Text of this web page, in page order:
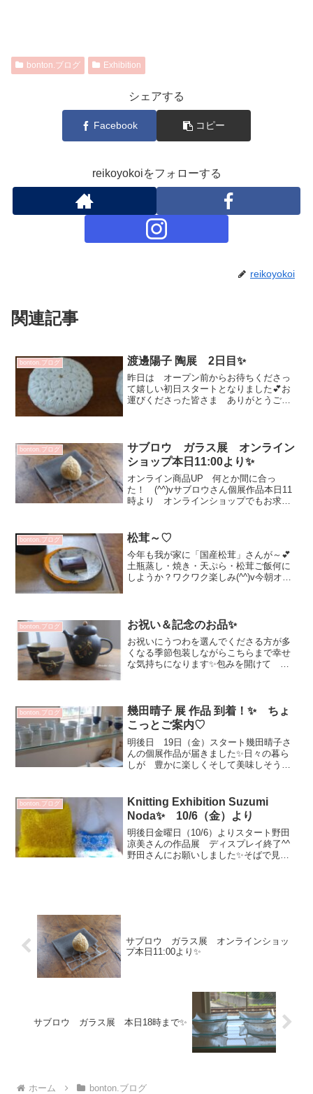
bonton.ブログ Exhibition
シェアする
Facebook コピー
reikoyokoiをフォローする
reikoyokoi
関連記事
bonton.ブログ 渡邊陽子 陶展 2日目✨
昨日は オープン前からお待ちくださっ
て嬉しい初日スタートとなりました💕お
運びくださった皆さま ありがとうござ
インショップでのお求めは...
bonton.ブログ
サブロウ ガラス展 オンライン
ショップ本日11:00より✨
オンライン商品UP 何とか間に合っ
た！ (^^)vサブロウさん個展作品本日11
時より オンラインショップでもお求め
売の場合がございますご理解ご了承くだ
さいませ4/5（月...
bonton.ブログ 松茸～♡
今年も我が家に「国産松茸」さんが～💕
土瓶蒸し・焼き・天ぷら・松茸ご飯何に
しようか？ワクワク楽しみ(^^)v今朝オー
になるこの身体が愛...
bonton.ブログ お祝い＆記念のお品✨
お祝いにうつわを選んでくださる方が多
くなる季節包装しながらこちらまで幸せ
な気持ちになります✨包みを開けて パ
りくださいませお待ちし...
bonton.ブログ
幾田晴子 展 作品 到着！✨ ちょ
こっとご案内♡
明後日 19日（金）スタート幾田晴子さ
んの個展作品が届きました✨日々の暮ら
しが 豊かに楽しくそして美味しそうに
まゆ渕銹蝶文ボンボニエール / 染付菊
花蝶文ボンボニエール...
bonton.ブログ
Knitting Exhibition Suzumi
Noda✨ 10/6（金）より
明後日金曜日（10/6）よりスタート野田
凉美さんの作品展 ディスプレイ終了^^
野田さんにお願いしました✨そばで見て
サブロウ ガラス展 オンラインショッ
プ本日11:00より✨
サブロウ ガラス展 本日18時まで✨
ホーム bonton.ブログ